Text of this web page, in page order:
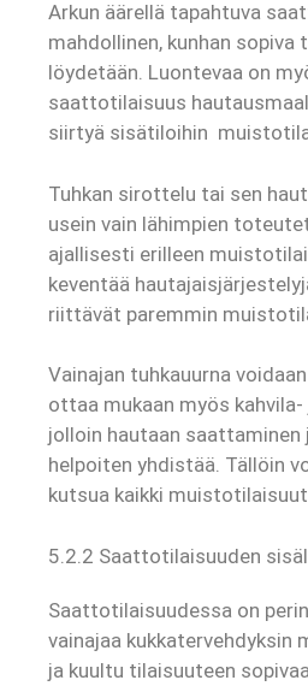
Arkun äärellä tapahtuva
mahdollinen, kunhan sopiva
löydetään. Luontevaa on
saattotilaisuus
siirtyä sisätiloihin
Tuhkan sirottelu tai sen
usein vain lähimpien
ajallisesti erilleen
keventää
riittävät paremmin
Vainajan tuhkauurna
ottaa mukaan myös
jolloin hautaan saattaminen
helpoiten yhdistää. Tällöin
kutsua kaikki
5.2.2 Saattotilaisuuden
Saattotilaisuudessa on
vainajaa kukkatervehdyksin
ja kuultu tilaisuuteen